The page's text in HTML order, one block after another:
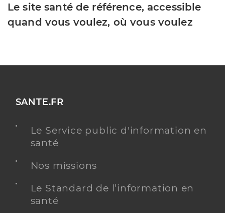
Le site santé de référence, accessible
quand vous voulez, où vous voulez
SANTE.FR
Le Service public d'information en
santé
Nos missions
Le Standard de l’information en
santé